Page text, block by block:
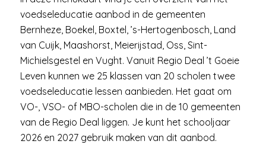
voedseleducatie aanbod in de gemeenten
Bernheze, Boekel, Boxtel, ’s-Hertogenbosch, Land
van Cuijk, Maashorst, Meierijstad, Oss, Sint-
Michielsgestel en Vught. Vanuit Regio Deal ’t Goeie
Leven kunnen we 25 klassen van 20 scholen twee
voedseleducatie lessen aanbieden. Het gaat om
VO-, VSO- of MBO-scholen die in de 10 gemeenten
van de Regio Deal liggen. Je kunt het schooljaar
2026 en 2027 gebruik maken van dit aanbod.